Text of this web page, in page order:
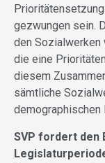
gezwungen sein.
den Sozialwerken
die eine
diesem
sämtliche
demographischen
SVP fordert den